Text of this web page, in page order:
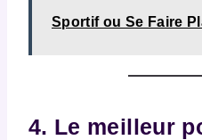
Sportif ou Se Faire
4. Le meilleur